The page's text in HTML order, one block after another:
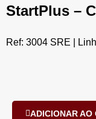
StartPlus –
Ref: 3004 SRE |
ADICIONAR AO